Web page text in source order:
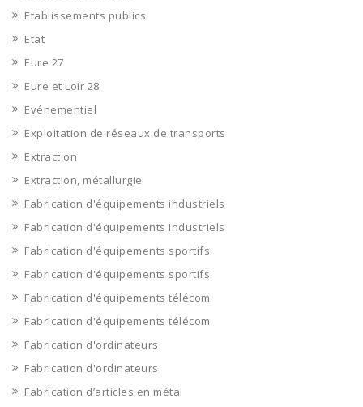
Etablissements publics
Etat
Eure 27
Eure et Loir 28
Evénementiel
Exploitation de réseaux de transports
Extraction
Extraction, métallurgie
Fabrication d'équipements industriels
Fabrication d'équipements industriels
Fabrication d'équipements sportifs
Fabrication d'équipements sportifs
Fabrication d'équipements télécom
Fabrication d'équipements télécom
Fabrication d'ordinateurs
Fabrication d'ordinateurs
Fabrication d’articles en métal